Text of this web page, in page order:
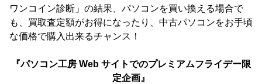
ワンコイン診断」の結果、パソコンを買い換える場合で
も、買取査定額がお得になったり、中古パソコンをお手頃
な価格で購入出来るチャンス！
『パソコン工房 Web サイトでのプレミアムフライデー限
定企画』